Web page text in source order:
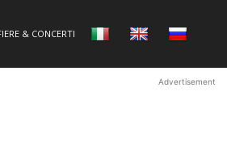
& CONCERTI
Advertisement